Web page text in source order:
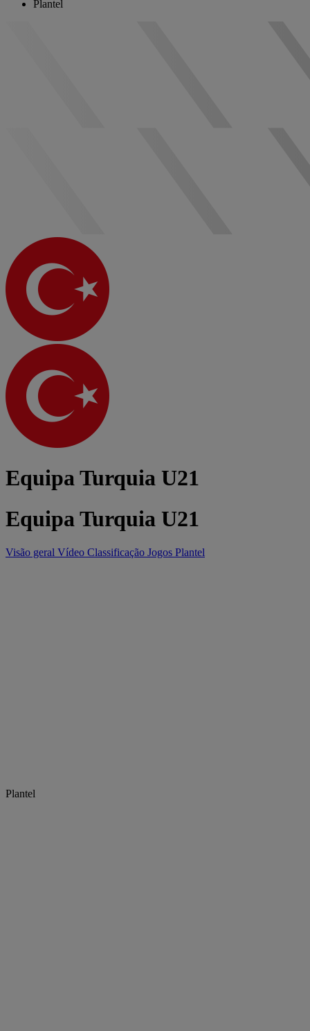
Plantel
Equipa Turquia U21
Equipa Turquia U21
Visão geral Vídeo Classificação Jogos Plantel
Plantel